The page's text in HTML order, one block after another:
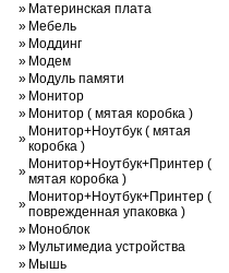
» Материнская плата
» Мебель
» Моддинг
» Модем
» Модуль памяти
» Монитор
» Монитор ( мятая коробка )
» Монитор+Ноутбук ( мятая
коробка )
» Монитор+Ноутбук+Принтер (
мятая коробка )
» Монитор+Ноутбук+Принтер (
поврежденная упаковка )
» Моноблок
» Мультимедиа устройства
» Мышь